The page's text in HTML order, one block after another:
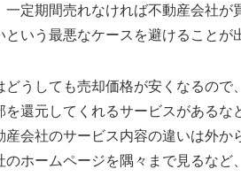
一定期間売れなければ不動産会社が
という最悪なケースを避けることが
どうしても売却価格が安くなるの
を還元してくれるサービスがある
産会社のサービス内容の違いは外
のホームページを隅々まで見るな